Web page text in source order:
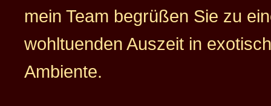
mein Team begrüßen Sie zu
wohltuenden Auszeit in
Ambiente.